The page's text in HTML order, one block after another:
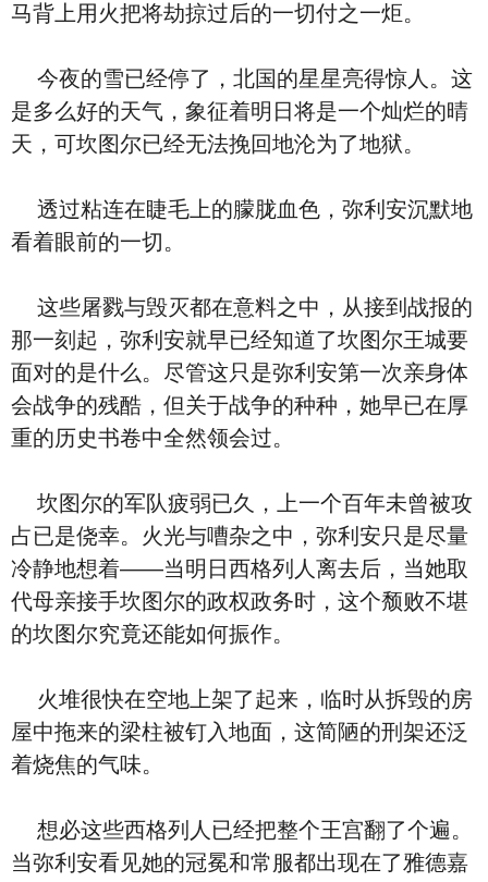
马背上用火把将劫掠过后的一切付之一炬。
今夜的雪已经停了，北国的星星亮得惊人。这
是多么好的天气，象征着明日将是一个灿烂的晴
天，可坎图尔已经无法挽回地沦为了地狱。
透过粘连在睫毛上的朦胧血色，弥利安沉默地
看着眼前的一切。
这些屠戮与毁灭都在意料之中，从接到战报的
那一刻起，弥利安就早已经知道了坎图尔王城要
面对的是什么。尽管这只是弥利安第一次亲身体
会战争的残酷，但关于战争的种种，她早已在厚
重的历史书卷中全然领会过。
坎图尔的军队疲弱已久，上一个百年未曾被攻
占已是侥幸。火光与嘈杂之中，弥利安只是尽量
冷静地想着——当明日西格列人离去后，当她取
代母亲接手坎图尔的政权政务时，这个颓败不堪
的坎图尔究竟还能如何振作。
火堆很快在空地上架了起来，临时从拆毁的房
屋中拖来的梁柱被钉入地面，这简陋的刑架还泛
着烧焦的气味。
想必这些西格列人已经把整个王宫翻了个遍。
当弥利安看见她的冠冕和常服都出现在了雅德嘉